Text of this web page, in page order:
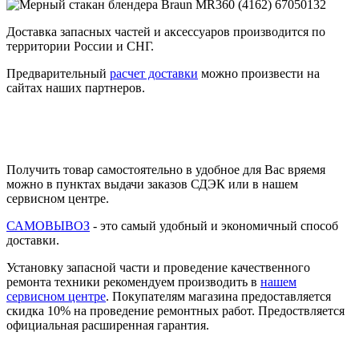
Доставка запасных частей и аксессуаров производится по
территории России и СНГ.
Предварительный расчет доставки можно произвести на
сайтах наших партнеров.
Получить товар самостоятельно в удобное для Вас вряемя
можно в пунктах выдачи заказов СДЭК или в нашем
сервисном центре.
САМОВЫВОЗ - это самый удобный и экономичный способ
доставки.
Установку запасной части и проведение качественного
ремонта техники рекомендуем производить в нашем
сервисном центре. Покупателям магазина предоставляется
скидка 10% на проведение ремонтных работ. Предоствляется
официальная расширенная гарантия.